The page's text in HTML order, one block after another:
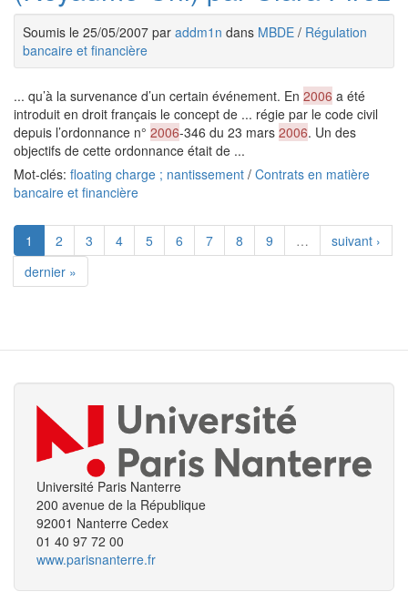
Soumis le 25/05/2007 par addm1n dans MBDE / Régulation
bancaire et financière
... qu’à la survenance d’un certain événement. En 2006 a été
introduit en droit français le concept de ... régie par le code civil
depuis l’ordonnance n° 2006-346 du 23 mars 2006. Un des
objectifs de cette ordonnance était de ...
Mot-clés: floating charge ; nantissement / Contrats en matière
bancaire et financière
1 2 3 4 5 6 7 8 9 …
suivant ›
dernier »
Université Paris Nanterre
200 avenue de la République
92001 Nanterre Cedex
01 40 97 72 00
www.parisnanterre.fr